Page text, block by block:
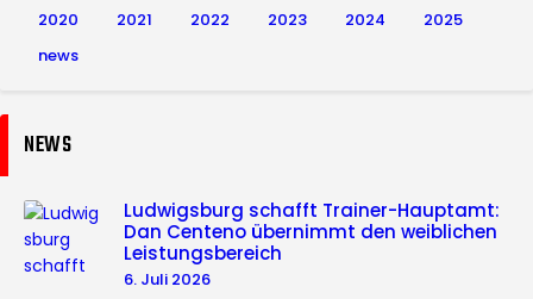
2020
2021 2022 2023 2024
2025
news
NEWS
Ludwigsburg schafft Trainer-Hauptamt:
Dan Centeno übernimmt den weiblichen
Leistungsbereich
6. Juli 2026